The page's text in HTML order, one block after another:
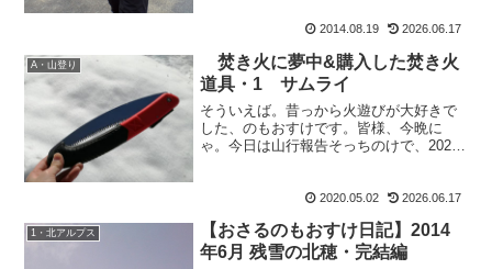
2014.08.19 2026.06.17
A・山登り
焚き火に夢中&購入した焚き火
道具・1 サムライ
そういえば。昔っから火遊びが大好きで
した、のもおすけです。皆様、今晩に
ゃ。今日は山行報告そっちのけで、2020
ら、花火よりもその後の紙や軸の棒を燃
2020.05.02 2026.06.17
1・北アルプス
【おさるのもおすけ日記】2014
年6月 残雪の北穂・完結編